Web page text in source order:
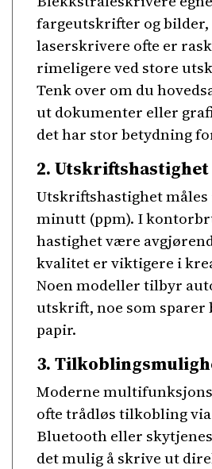
fargeutskrifter og bilder,
laserskrivere ofte er
rimeligere ved store
Tenk over om du
ut dokumenter eller
det har stor betydning
2.
Utskriftshastighet måles
minutt (ppm). I
hastighet være
kvalitet er viktigere i
Noen modeller tilbyr
utskrift, noe som sparer
papir.
3.
Moderne
ofte trådløs tilkobling via
Bluetooth eller
det mulig å skrive ut